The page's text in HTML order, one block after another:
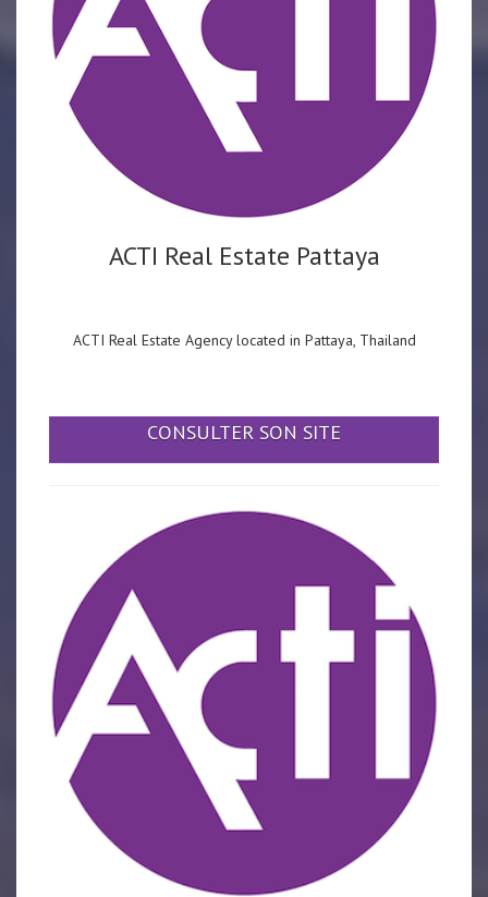
ACTI Real Estate Pattaya
ACTI Real Estate Agency located in Pattaya, Thailand
CONSULTER SON SITE